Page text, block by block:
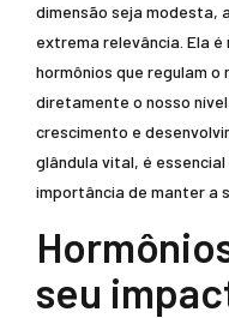
dimensão seja modesta, a
extrema relevância. Ela
hormônios que regulam
diretamente o nosso
crescimento e
glândula vital, é
importância de manter a
seu